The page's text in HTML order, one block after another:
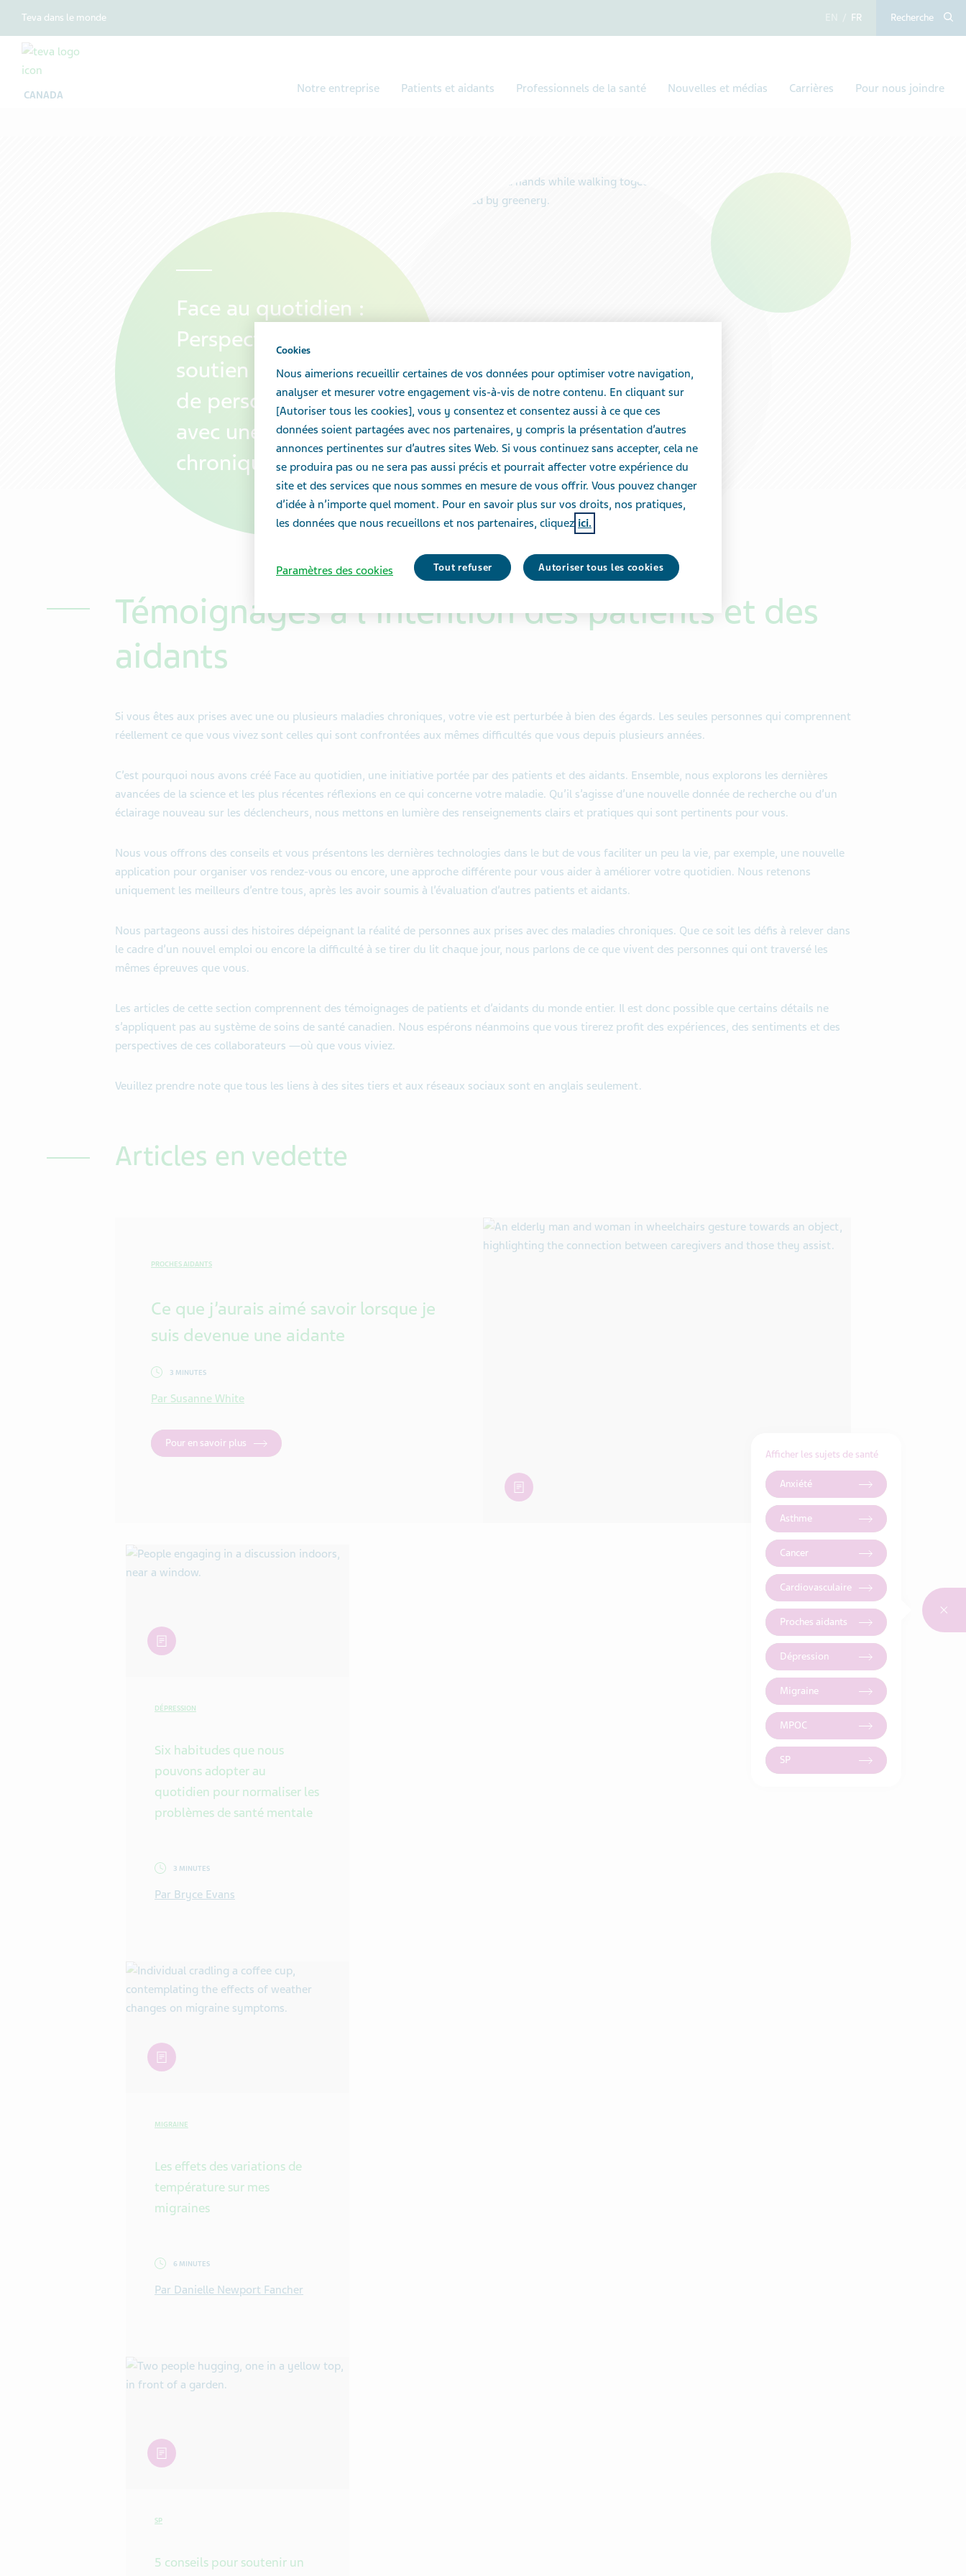
Teva dans le monde anglais françaisRecherche
Notre entreprise Patients et aidants Professionnels de la santé Nouvelles et médias Carrières Pour nous joindre
CANADA
Face au quotidien :
Perspectives,
soutien et conseils
de personnes vivant
avec une maladie
chronique
Témoignages à l’intention des patients et des
aidants
Si vous êtes aux prises avec une ou plusieurs maladies chroniques, votre vie est perturbée à bien des égards. Les seules personnes qui comprennent
réellement ce que vous vivez sont celles qui sont confrontées aux mêmes difficultés que vous depuis plusieurs années.
C’est pourquoi nous avons créé Face au quotidien, une initiative portée par des patients et des aidants. Ensemble, nous explorons les dernières
avancées de la science et les plus récentes réflexions en ce qui concerne votre maladie. Qu’il s’agisse d’une nouvelle donnée de recherche ou d’un
éclairage nouveau sur les déclencheurs, nous mettons en lumière des renseignements clairs et pratiques qui sont pertinents pour vous.
Nous vous offrons des conseils et vous présentons les dernières technologies dans le but de vous faciliter un peu la vie, par exemple, une nouvelle
application pour organiser vos rendez-vous ou encore, une approche différente pour vous aider à améliorer votre quotidien. Nous retenons
uniquement les meilleurs d’entre tous, après les avoir soumis à l’évaluation d’autres patients et aidants.
Nous partageons aussi des histoires dépeignant la réalité de personnes aux prises avec des maladies chroniques. Que ce soit les défis à relever dans
le cadre d’un nouvel emploi ou encore la difficulté à se tirer du lit chaque jour, nous parlons de ce que vivent des personnes qui ont traversé les
mêmes épreuves que vous.
Les articles de cette section comprennent des témoignages de patients et d’aidants du monde entier. Il est donc possible que certains détails ne
s’appliquent pas au système de soins de santé canadien. Nous espérons néanmoins que vous tirerez profit des expériences, des sentiments et des
perspectives de ces collaborateurs —où que vous viviez.
Veuillez prendre note que tous les liens à des sites tiers et aux réseaux sociaux sont en anglais seulement.
Articles en vedette
article
PROCHES AIDANTS
Ce que j’aurais aimé savoir lorsque je
suis devenue une aidante
3 MINUTES
Par Susanne White
Pour en savoir plus
article
DÉPRESSION
Six habitudes que nous
pouvons adopter au
quotidien pour normaliser les
problèmes de santé mentale
3 MINUTES
Par Bryce Evans
article
MIGRAINE
Les effets des variations de
température sur mes
migraines
6 MINUTES
Par Danielle Newport Fancher
article
SP
5 conseils pour soutenir un
Afficher les sujets de santé
Anxiété
Asthme
Cancer
Cardiovasculaire
Proches aidants
Dépression
Migraine
MPOC
SP
Cookies
Nous aimerions recueillir certaines de vos données pour optimiser votre navigation,
analyser et mesurer votre engagement vis-à-vis de notre contenu. En cliquant sur
[Autoriser tous les cookies], vous y consentez et consentez aussi à ce que ces
données soient partagées avec nos partenaires, y compris la présentation d’autres
annonces pertinentes sur d’autres sites Web. Si vous continuez sans accepter, cela ne
se produira pas ou ne sera pas aussi précis et pourrait affecter votre expérience du
site et des services que nous sommes en mesure de vous offrir. Vous pouvez changer
d’idée à n’importe quel moment. Pour en savoir plus sur vos droits, nos pratiques,
les données que nous recueillons et nos partenaires, cliquez ici.
Tout refuser Autoriser tous les cookies
Paramètres des cookies